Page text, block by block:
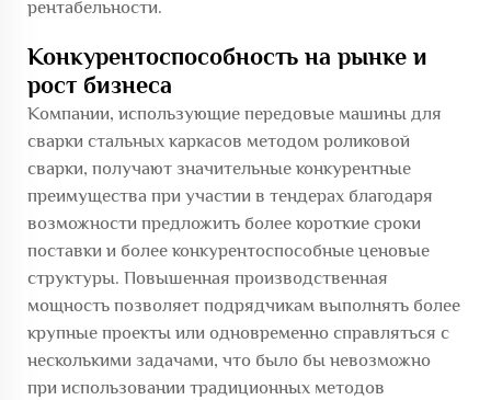
рентабельности.
Конкурентоспособность на рынке и
рост бизнеса
Компании, использующие передовые машины для
сварки стальных каркасов методом роликовой
сварки, получают значительные конкурентные
преимущества при участии в тендерах благодаря
возможности предложить более короткие сроки
поставки и более конкурентоспособные ценовые
структуры. Повышенная производственная
мощность позволяет подрядчикам выполнять более
крупные проекты или одновременно справляться с
несколькими задачами, что было бы невозможно
при использовании традиционных методов